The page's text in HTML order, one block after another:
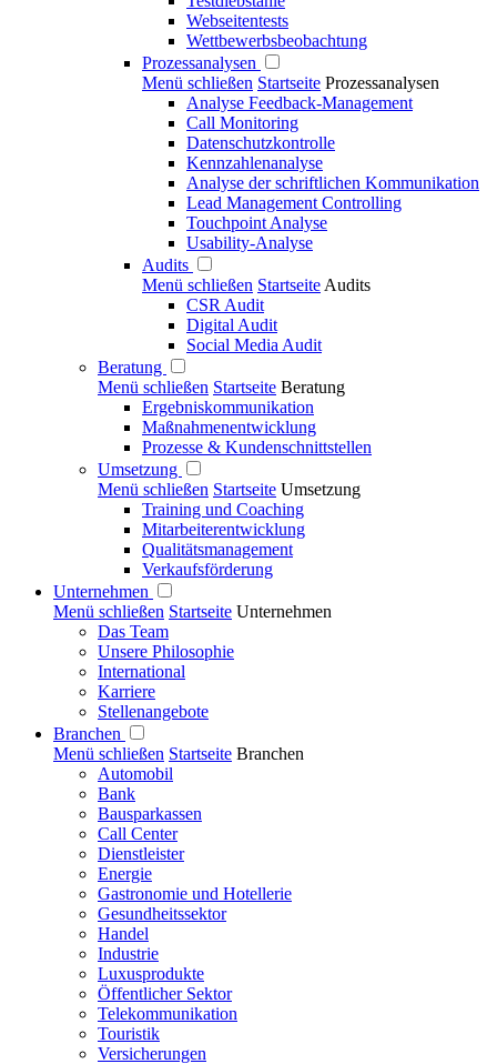
Webseitentests
Wettbewerbsbeobachtung
Prozessanalysen
Menü schließen Startseite Prozessanalysen
Analyse Feedback-Management
Call Monitoring
Datenschutzkontrolle
Kennzahlenanalyse
Analyse der schriftlichen Kommunikation
Lead Management Controlling
Touchpoint Analyse
Usability-Analyse
Audits
Menü schließen Startseite Audits
CSR Audit
Digital Audit
Social Media Audit
Beratung
Menü schließen Startseite Beratung
Ergebniskommunikation
Maßnahmenentwicklung
Prozesse & Kundenschnittstellen
Umsetzung
Menü schließen Startseite Umsetzung
Training und Coaching
Mitarbeiterentwicklung
Qualitätsmanagement
Verkaufsförderung
Unternehmen
Menü schließen Startseite Unternehmen
Das Team
Unsere Philosophie
International
Karriere
Stellenangebote
Branchen
Menü schließen Startseite Branchen
Automobil
Bank
Bausparkassen
Call Center
Dienstleister
Energie
Gastronomie und Hotellerie
Gesundheitssektor
Handel
Industrie
Luxusprodukte
Öffentlicher Sektor
Telekommunikation
Touristik
Versicherungen